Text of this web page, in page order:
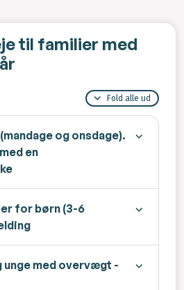
til familier med
Fold alle ud
og onsdage).
en
for børn (3-6
unge med overvægt -